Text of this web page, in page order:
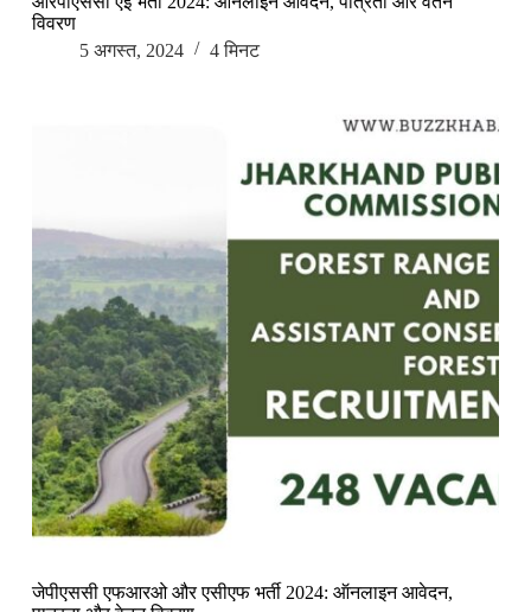
विवरण
5 अगस्त, 2024
4 मिनट
जेपीएससी एफआरओ और एसीएफ भर्ती 2024: ऑनलाइन आवेदन,